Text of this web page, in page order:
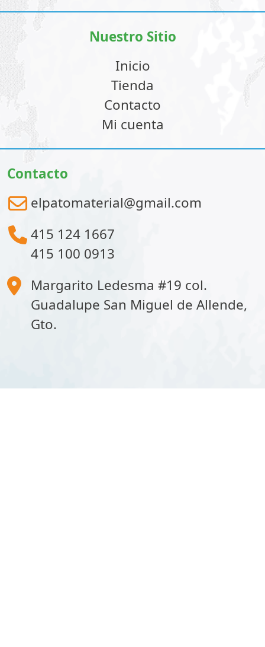
Nuestro Sitio
Inicio
Tienda
Contacto
Mi cuenta
Contacto
elpatomaterial@gmail.com
415 124 1667
415 100 0913
Margarito Ledesma #19 col.
Guadalupe San Miguel de Allende,
Gto.